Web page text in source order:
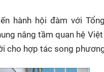
Innovation Fest
Chung một tấm
lòng
HTV
hành hội đàm với
nâng tầm quan hệ
cho hợp tác song